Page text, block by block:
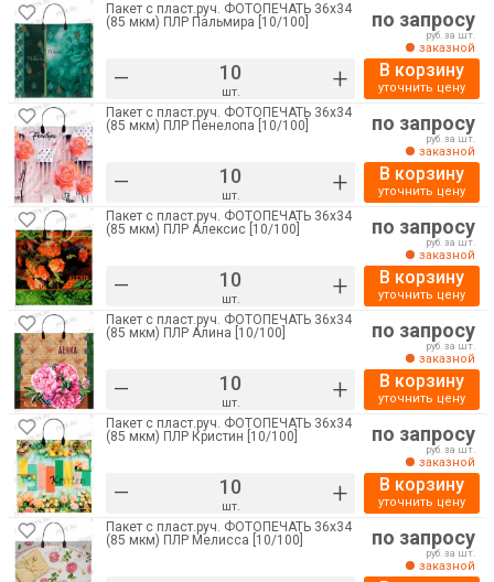
Пакет с пласт.руч. ФОТОПЕЧАТЬ 36х34
(85 мкм) ПЛР Пальмира [10/100]
– шт. +
по запросу
руб. за шт.
заказной
В корзину
уточнить цену
Пакет с пласт.руч. ФОТОПЕЧАТЬ 36х34
(85 мкм) ПЛР Пенелопа [10/100]
– шт. +
по запросу
руб. за шт.
заказной
В корзину
уточнить цену
Пакет с пласт.руч. ФОТОПЕЧАТЬ 36х34
(85 мкм) ПЛР Алексис [10/100]
– шт. +
по запросу
руб. за шт.
заказной
В корзину
уточнить цену
Пакет с пласт.руч. ФОТОПЕЧАТЬ 36х34
(85 мкм) ПЛР Алина [10/100]
– шт. +
по запросу
руб. за шт.
заказной
В корзину
уточнить цену
Пакет с пласт.руч. ФОТОПЕЧАТЬ 36х34
(85 мкм) ПЛР Кристин [10/100]
– шт. +
по запросу
руб. за шт.
заказной
В корзину
уточнить цену
Пакет с пласт.руч. ФОТОПЕЧАТЬ 36х34
(85 мкм) ПЛР Мелисса [10/100]
по запросу
руб. за шт.
заказной